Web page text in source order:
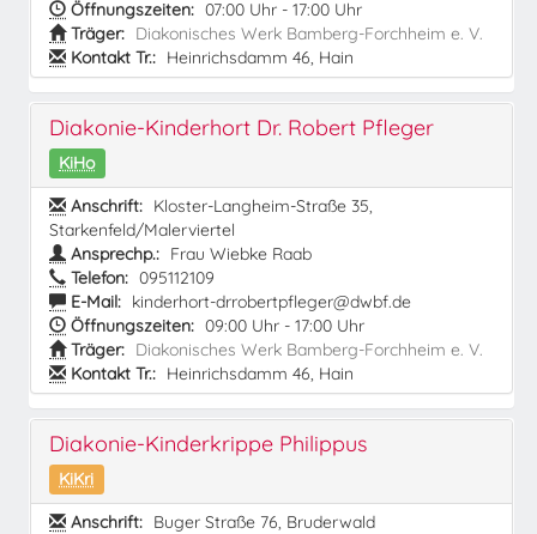
Öffnungszeiten: 07:00 Uhr - 17:00 Uhr
Träger: Diakonisches Werk Bamberg-Forchheim e. V.
Kontakt Tr.: Heinrichsdamm 46, Hain
Diakonie-Kinderhort Dr. Robert Pfleger
KiHo
Anschrift: Kloster-Langheim-Straße 35,
Starkenfeld/Malerviertel
Ansprechp.: Frau Wiebke Raab
Telefon: 095112109
E-Mail: kinderhort-drrobertpfleger@dwbf.de
Öffnungszeiten: 09:00 Uhr - 17:00 Uhr
Träger: Diakonisches Werk Bamberg-Forchheim e. V.
Kontakt Tr.: Heinrichsdamm 46, Hain
Diakonie-Kinderkrippe Philippus
KiKri
Anschrift: Buger Straße 76, Bruderwald